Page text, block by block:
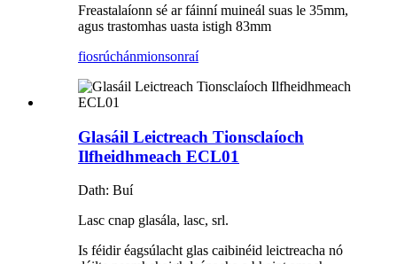
Freastalaíonn sé ar fáinní muineál suas le 35mm,
agus trastomhas uasta istigh 83mm
fiosrúchánmionsonraí
Glasáil Leictreach Tionsclaíoch
Ilfheidhmeach ECL01
Dath: Buí
Lasc cnap glasála, lasc, srl.
Is féidir éagsúlacht glas caibinéid leictreacha nó